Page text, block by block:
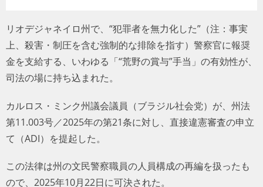
リオデジャネイロ州で、“犯罪者を無力化した”（注：事実
上、殺害・制圧を含む強制的な排除を指す）警察官に報奨
金を支給する、いわゆる「“荒野の賞与”手当」の有効性が、
司法の場に持ち込まれた。
カルロス・ミンク州議会議員（ブラジル社会党）が、州法
第11.003号／2025年の第21条に対し、直接違憲審査の申立
て（ADI）を提起した。
この法律は州の文民警察職員の人員構成の再編を扱ったも
ので、2025年10月22日に可決された。